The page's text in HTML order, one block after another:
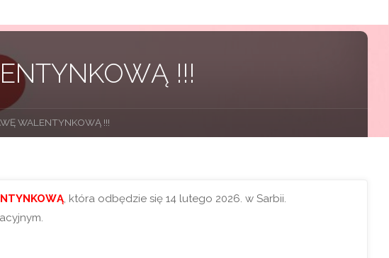
!!!
WALENTYNKOWĄ !!!
, która odbędzie się 14 lutego 2026. w Sarbii.